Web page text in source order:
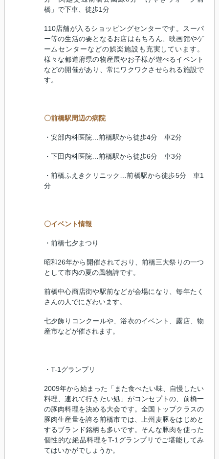
橋」で下車、徒歩1分
110店舗が入るショッピングセンターです。スーパ
ー等の生活の要となるお店はもちろん、映画館やゲ
ームセンターなどの娯楽施設も充実しています。
様々な都道府県の物産展やお子様が遊べるイベント
などの開催があり、常にワクワクさせられる施設で
す。
〇前橋駅周辺の病院
・安部内科医院…前橋駅から徒歩4分 車2分
・下田内科医院…前橋駅から徒歩6分 車3分
・前橋ふえきクリニック…前橋駅から徒歩5分 車1
分
〇イベント情報
・前橋七夕まつり
昭和26年から開催されており、前橋三大祭りの一つ
として市内の夏の風物詩です。
前橋中心商店街や駅前などが会場になり、毎年たく
さんの人でにぎわいます。
七夕飾りコンクールや、浴衣のイベント、露店、物
産市などが催されます。
・ T-1 グランプリ
2009年から始まった「また食べたい味、自慢したい
料理、連れて行きたい処」がコンセプトの、前橋一
の豚肉料理を決める大会です。全国トップクラスの
豚肉生産量を誇る前橋市では、上州麦豚をはじめと
するブランド銘柄も多いです。そんな豚肉を使った
個性的な絶品料理をT-1 グランプリでご堪能してみ
てはいかがでしょうか。